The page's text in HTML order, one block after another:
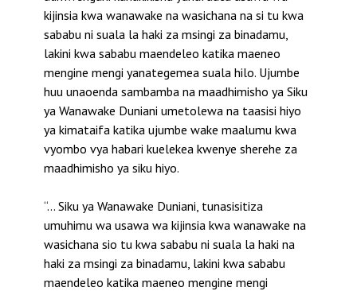
kijinsia kwa wanawake na wasichana na si tu kwa
sababu ni suala la haki za msingi za binadamu,
lakini kwa sababu maendeleo katika maeneo
mengine mengi yanategemea suala hilo. Ujumbe
huu unaoenda sambamba na maadhimisho ya Siku
ya Wanawake Duniani umetolewa na taasisi hiyo
ya kimataifa katika ujumbe wake maalumu kwa
vyombo vya habari kuelekea kwenye sherehe za
maadhimisho ya siku hiyo.
“… Siku ya Wanawake Duniani, tunasisitiza
umuhimu wa usawa wa kijinsia kwa wanawake na
wasichana sio tu kwa sababu ni suala la haki na
haki za msingi za binadamu, lakini kwa sababu
maendeleo katika maeneo mengine mengi